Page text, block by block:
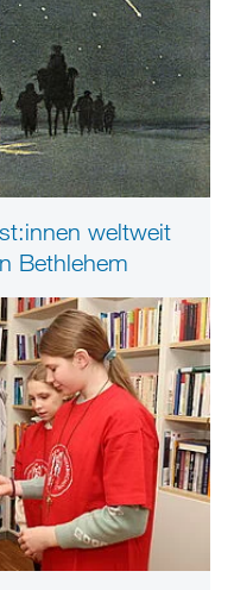
weltweit
Bethlehem